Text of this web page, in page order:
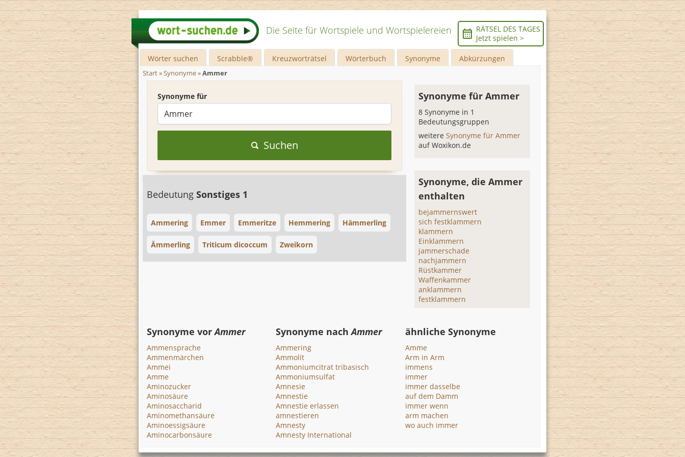
Die Seite für Wortspiele und Wortspielereien
RÄTSEL DES TAGES
Jetzt spielen >
Wörter suchen Scrabble® Kreuzworträtsel Wörterbuch Synonyme Abkürzungen
Start»Synonyme»Ammer
Synonyme für
Suchen
Bedeutung Sonstiges 1
Ammering Emmer Emmeritze Hemmering Hämmerling
Ämmerling Triticum dicoccum Zweikorn
Synonyme für Ammer
8 Synonyme in 1
Bedeutungsgruppen
weitereSynonyme für Ammer
auf Woxikon.de
Synonyme, die Ammer
enthalten
bejammernswert
sich festklammern
klammern
Einklammern
jammerschade
nachjammern
Rüstkammer
Waffenkammer
anklammern
festklammern
Synonyme vorAmmer
Ammensprache
Ammenmärchen
Ammei
Amme
Aminozucker
Aminosäure
Aminosaccharid
Aminomethansäure
Aminoessigsäure
Aminocarbonsäure
Synonyme nachAmmer
Ammering
Ammolit
Ammoniumcitrat tribasisch
Ammoniumsulfat
Amnesie
Amnestie
Amnestie erlassen
amnestieren
Amnesty
Amnesty International
ähnliche Synonyme
Amme
Arm in Arm
immens
immer
immer dasselbe
auf dem Damm
immer wenn
arm machen
wo auch immer